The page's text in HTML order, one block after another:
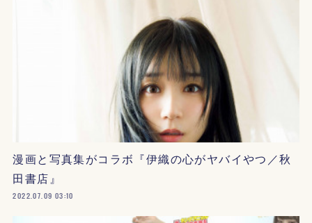
漫画と写真集がコラボ『伊織の心がヤバイやつ／秋
田書店』
2022.07.09 03:10